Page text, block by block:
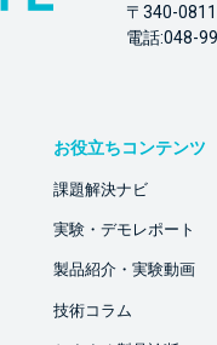
〒340-
電話:048-
お役立ちコンテンツ
課題解決ナビ
実験・デモレポート
製品紹介・実験動画
技術コラム